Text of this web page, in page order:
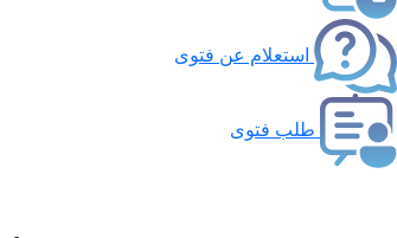
استعلام عن فتوى
طلب فتوى